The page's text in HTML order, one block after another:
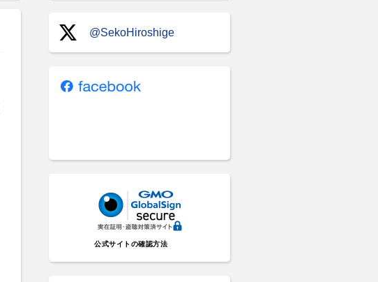
@SekoHiroshige
公式サイトの確認方法